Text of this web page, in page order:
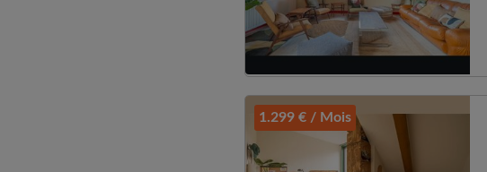
1.299 € / Mois